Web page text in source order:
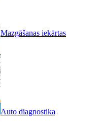
Mazgāšanas iekārtas
Auto diagnostika